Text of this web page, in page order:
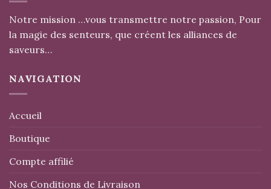
Notre mission …vous transmettre notre passion, Pour
la magie des senteurs, que créent les alliances de
saveurs…
NAVIGATION
Accueil
Boutique
Compte affilié
Nos Conditions de Livraison